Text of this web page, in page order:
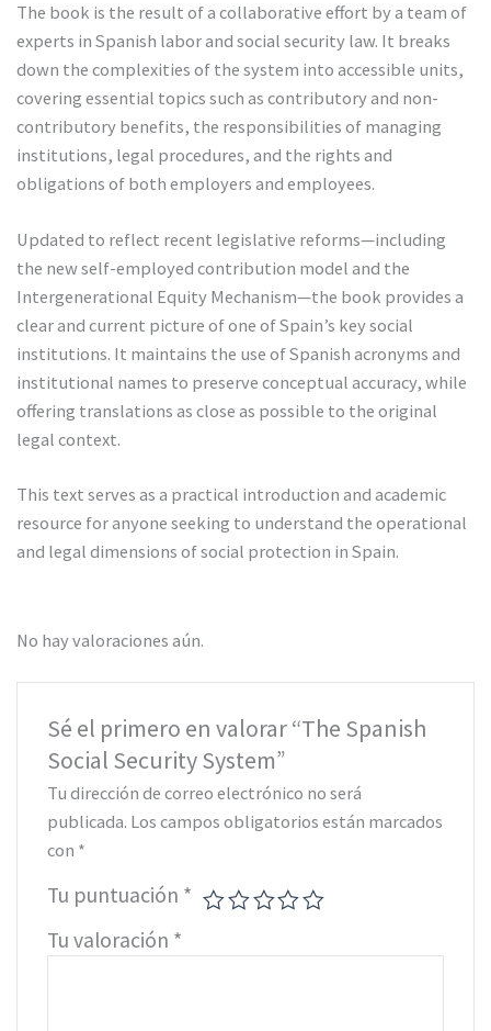
The book is the result of a collaborative effort by a team of
experts in Spanish labor and social security law. It breaks
down the complexities of the system into accessible units,
covering essential topics such as contributory and non-
contributory benefits, the responsibilities of managing
institutions, legal procedures, and the rights and
obligations of both employers and employees.
Updated to reflect recent legislative reforms—including
the new self-employed contribution model and the
Intergenerational Equity Mechanism—the book provides a
clear and current picture of one of Spain’s key social
institutions. It maintains the use of Spanish acronyms and
institutional names to preserve conceptual accuracy, while
offering translations as close as possible to the original
legal context.
This text serves as a practical introduction and academic
resource for anyone seeking to understand the operational
and legal dimensions of social protection in Spain.
No hay valoraciones aún.
Sé el primero en valorar “The Spanish
Social Security System”
Tu dirección de correo electrónico no será
publicada. Los campos obligatorios están marcados
con *
Tu puntuación *
Tu valoración *